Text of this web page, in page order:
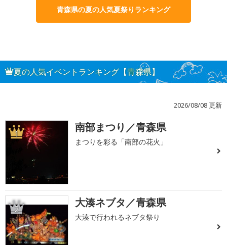
青森県の夏の人気夏祭りランキング
夏の人気イベントランキング【青森県】
2026/08/08 更新
1 南部まつり／青森県
まつりを彩る「南部の花火」
2 大湊ネブタ／青森県
大湊で行われるネブタ祭り